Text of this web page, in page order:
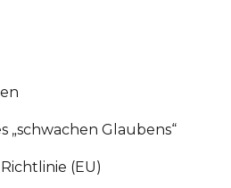
Glaubens“
(EU)